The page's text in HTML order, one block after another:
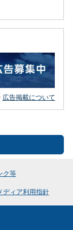
広告掲載について
ク等
ディア利用指針